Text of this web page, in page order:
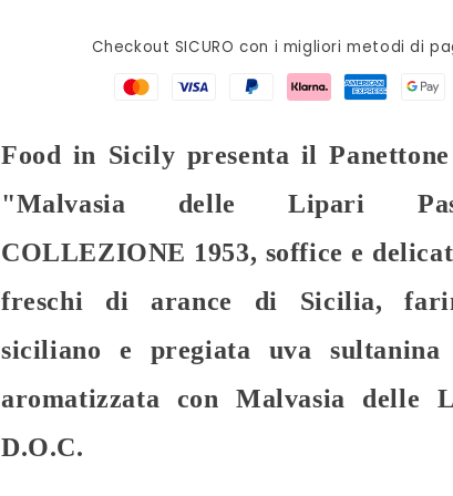
1
Kg
Checkout SICURO con i migliori metodi di
Food in Sicily presenta il
"Malvasia delle Lipari
COLLEZIONE 1953, soffice e
freschi di arance di Sicilia,
siciliano e pregiata uva
aromatizzata con Malvasia delle
D.O.C.